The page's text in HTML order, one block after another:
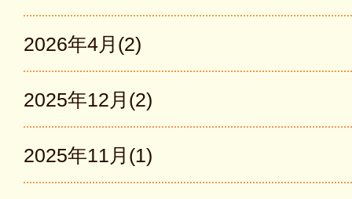
2026年4月(2)
2025年12月(2)
2025年11月(1)